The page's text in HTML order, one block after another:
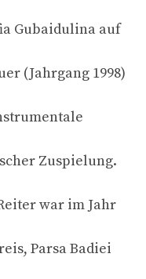
Gubaidulina auf
(Jahrgang 1998)
Zuspielung.
war im Jahr
Parsa Badiei